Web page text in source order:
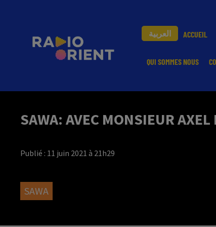
العربية ACCUEIL
QUI SOMMES NOUS
SAWA: AVEC MONSIEUR
Publié : 11 juin 2021 à 21h29
SAWA